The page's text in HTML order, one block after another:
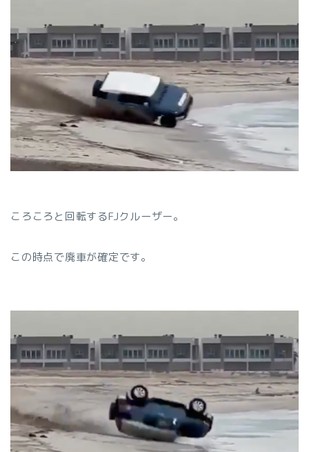
ころころと回転するFJクルーザー。
この時点で廃車が確定です。